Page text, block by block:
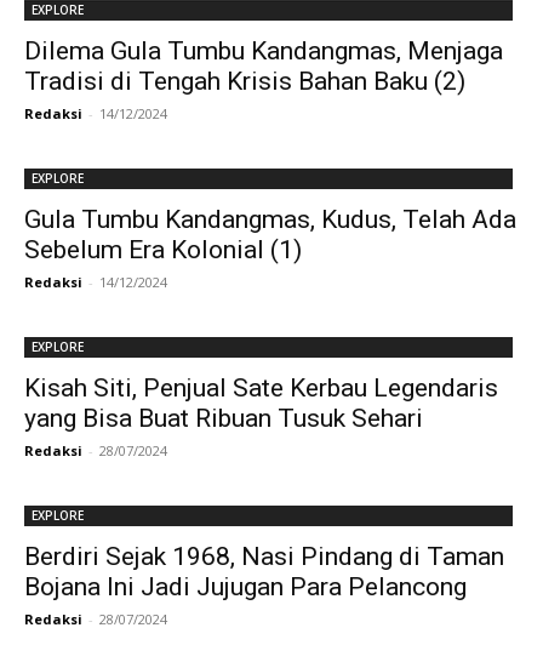
EXPLORE
Dilema Gula Tumbu Kandangmas, Menjaga
Tradisi di Tengah Krisis Bahan Baku (2)
Redaksi - 14/12/2024
EXPLORE
Gula Tumbu Kandangmas, Kudus, Telah Ada
Sebelum Era Kolonial (1)
Redaksi - 14/12/2024
EXPLORE
Kisah Siti, Penjual Sate Kerbau Legendaris
yang Bisa Buat Ribuan Tusuk Sehari
Redaksi - 28/07/2024
EXPLORE
Berdiri Sejak 1968, Nasi Pindang di Taman
Bojana Ini Jadi Jujugan Para Pelancong
Redaksi - 28/07/2024